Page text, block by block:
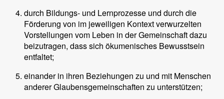
durch Bildungs- und Lernprozesse und durch die
Förderung von im jeweiligen Kontext verwurzelten
Vorstellungen vom Leben in der Gemeinschaft dazu
beizutragen, dass sich ökumenisches Bewusstsein
entfaltet;
einander in ihren Beziehungen zu und mit Menschen
anderer Glaubensgemeinschaften zu unterstützen;